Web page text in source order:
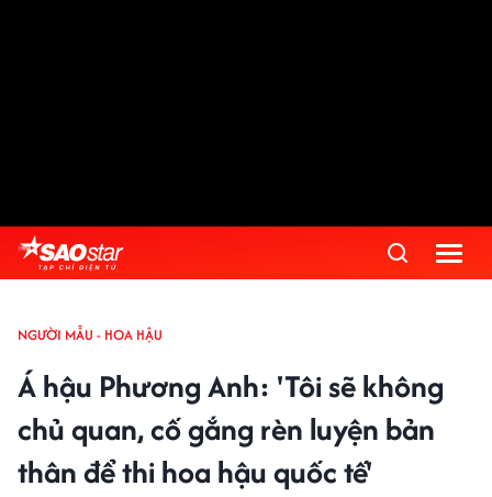
NGƯỜI MẪU - HOA HẬU
Á hậu Phương Anh: 'Tôi sẽ không
chủ quan, cố gắng rèn luyện bản
thân để thi hoa hậu quốc tế'